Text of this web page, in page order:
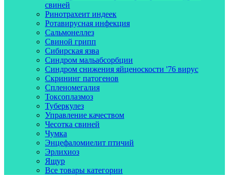
свиней
Ринотрахеит индеек
Ротавирусная инфекция
Сальмонеллез
Свиной грипп
Сибирская язва
Синдром мальабсорбции
Синдром снижения яйценоскости '76 вирус
Скрининг патогенов
Спленомегалия
Токсоплазмоз
Туберкулез
Управление качеством
Чесотка свиней
Чумка
Энцефаломиелит птичий
Эрлихиоз
Ящур
Все товары категории